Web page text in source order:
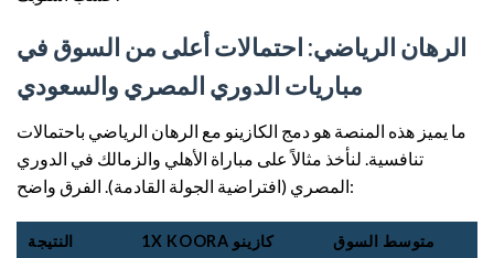
الرهان الرياضي: احتمالات أعلى من السوق في
مباريات الدوري المصري والسعودي
ما يميز هذه المنصة هو دمج الكازينو مع الرهان الرياضي باحتمالات
تنافسية. لنأخذ مثالاً على مباراة الأهلي والزمالك في الدوري
المصري (افتراضية الجولة القادمة). الفرق واضح:
النتيجة 1X KOORA كازينو متوسط السوق